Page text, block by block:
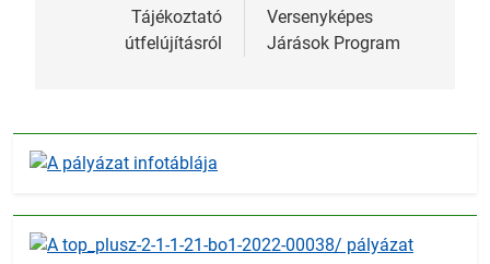
navigációTájékoztató
útfelújításról
Versenyképes
Járások Program